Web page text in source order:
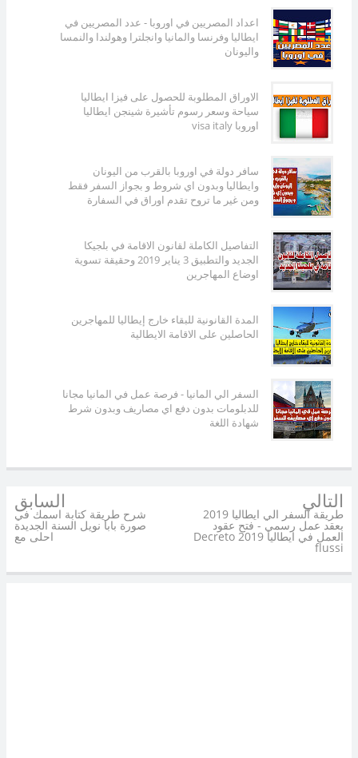
اعداد المصريين في اوروبا - عدد المصريين في
ايطاليا وفرنسا والمانيا وانجلترا وهولندا والنمسا
واليونان
الاوراق المطلوبة للحصول على فيزا ايطاليا
سياحة وسعر رسوم تأشيرة شينجن ايطاليا
اوروبا visa italy
سافر دولة في اوروبا بالقرب من اليونان
وايطاليا وبدون اي شروط و بجواز السفر فقط
ومن غير ما تروح تقدم اوراق في السفارة
التفاصيل الكاملة لقانون الاقامة في بلجيكا
الجديد والتطبيق 3 يناير 2019 وحقيقة تسوية
اوضاع المهاجرين
المدة القانونية للبقاء خارج إيطاليا للمهاجرين
الحاصلين على الاقامة الايطالية
السفر الي المانيا - فرصة عمل في المانيا مجانا
للدبلومات بدون دفع اي مصاريف وبدون شرط
شهادة اللغة
التالي
طريقة السفر الي ايطاليا 2019
بعقد عمل رسمي - فتح عقود
العمل في ايطاليا 2019 Decreto
flussi
السابق
شرح طريقة كتابة اسمك في
صورة بابا نويل السنة الجديدة
احلى مع